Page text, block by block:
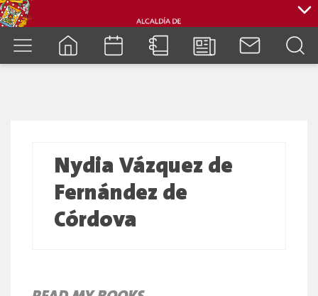
Nydia Vázquez de
Fernández de
Córdova